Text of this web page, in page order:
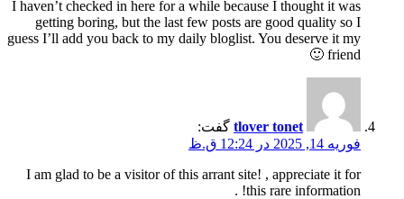
I haven’t checked in here for a while because I thought it was
getting boring, but the last few posts are good quality so I
guess I’ll add you back to my daily bloglist. You deserve it my
friend 🙂
tlover tonet گفت:
فوریه 14, 2025 در 12:24 ق.ظ
I am glad to be a visitor of this arrant site! , appreciate it for
this rare information! .